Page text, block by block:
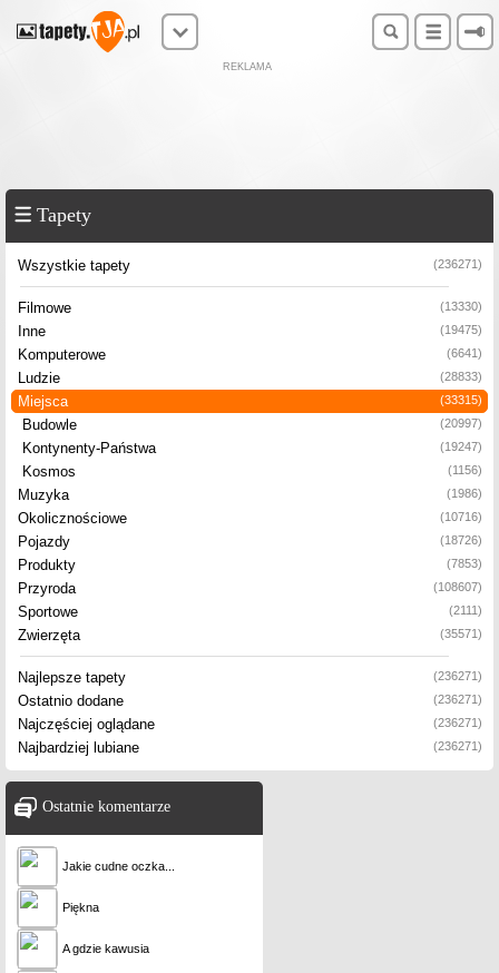
REKLAMA
Tapety
Wszystkie tapety (236271)
Filmowe (13330)
Inne (19475)
Komputerowe (6641)
Ludzie (28833)
Miejsca (33315)
Budowle (20997)
Kontynenty-Państwa (19247)
Kosmos (1156)
Muzyka (1986)
Okolicznościowe (10716)
Pojazdy (18726)
Produkty (7853)
Przyroda (108607)
Sportowe (2111)
Zwierzęta (35571)
Najlepsze tapety (236271)
Ostatnio dodane (236271)
Najczęściej oglądane (236271)
Najbardziej lubiane (236271)
Ostatnie komentarze
Jakie cudne oczka...
Piękna
A gdzie kawusia